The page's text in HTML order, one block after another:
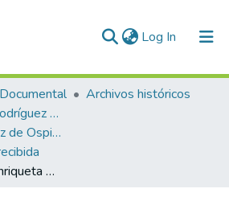
Log In (current)
Archivos históricos
Mariano Ospina Rodríguez (1826 -1912)
Enriqueta Vásquez de Ospina
Carta enviada a Enriqueta Vásquez de Ospina, Medellín